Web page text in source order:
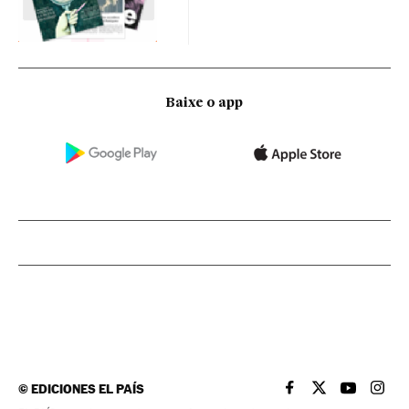
Baixe o app
©EDICIONES EL PAÍS EL PAÍS BRASIL EN
EL PAÍSEL PAÍS
EL